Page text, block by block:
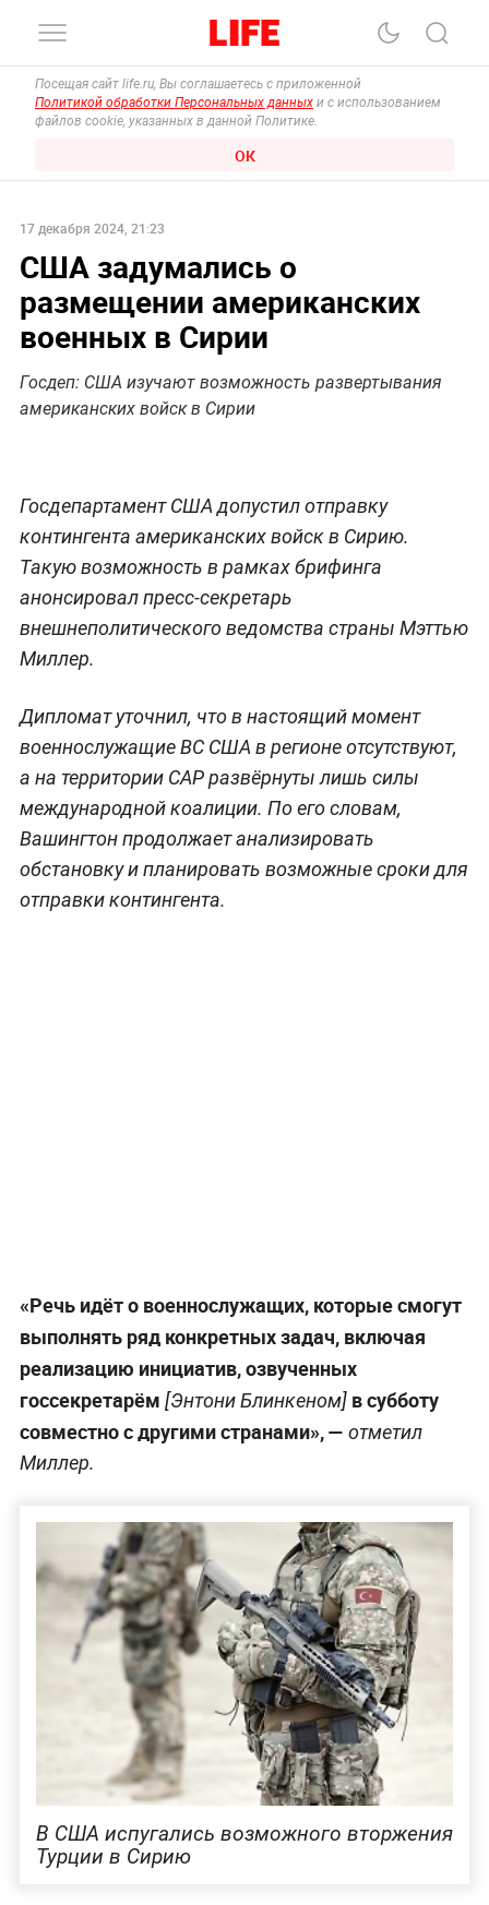
Посещая сайт life.ru, Вы соглашаетесь с приложенной
Политикой обработки Персональных данных и с использованием
файлов cookie, указанных в данной Политике.
ОК
17 декабря 2024, 21:23
США задумались о
размещении американских
военных в Сирии
Госдеп: США изучают возможность развертывания
американских войск в Сирии
Госдепартамент США допустил отправку
контингента американских войск в Сирию.
Такую возможность в рамках брифинга
анонсировал пресс-секретарь
внешнеполитического ведомства страны Мэттью
Миллер.
Дипломат уточнил, что в настоящий момент
военнослужащие ВС США в регионе отсутствуют,
а на территории САР развёрнуты лишь силы
международной коалиции. По его словам,
Вашингтон продолжает анализировать
обстановку и планировать возможные сроки для
отправки контингента.
«Речь идёт о военнослужащих, которые смогут
выполнять ряд конкретных задач, включая
реализацию инициатив, озвученных
госсекретарём [Энтони Блинкеном]в субботу
совместно с другими странами», — отметил
Миллер.
В США испугались возможного вторжения
Турции в Сирию